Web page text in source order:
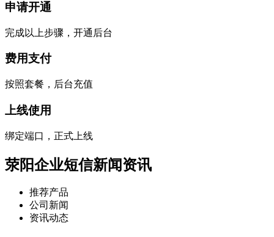
申请开通
完成以上步骤，开通后台
费用支付
按照套餐，后台充值
上线使用
绑定端口，正式上线
荥阳企业短信新闻资讯
推荐产品
公司新闻
资讯动态